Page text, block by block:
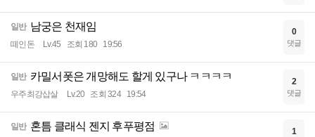
일반 남궁은 천재임
떼인돈 Lv.45 조회 180 19:56
0
댓글
일반 카밀서폿은 개망해도 할게 있구나 ㅋㅋㅋㅋ
우주최강삽살 Lv.20 조회 324 19:54
2
댓글
일반 혼틈 클래식 젠지 후푸평점 1